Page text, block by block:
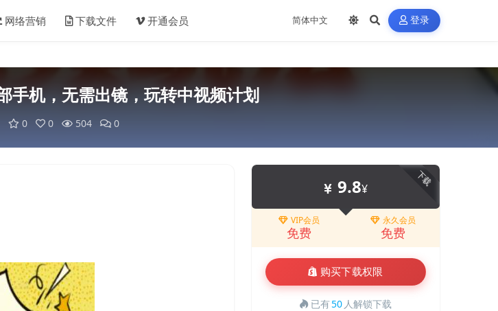
网络营销 下载文件 开通会员 登录
手机，无需出镜，玩转中视频计划
0 0 504 0
下载
9.8¥
VIP会员
免费
永久会员
免费
购买下载权限
已有50 人解锁下载